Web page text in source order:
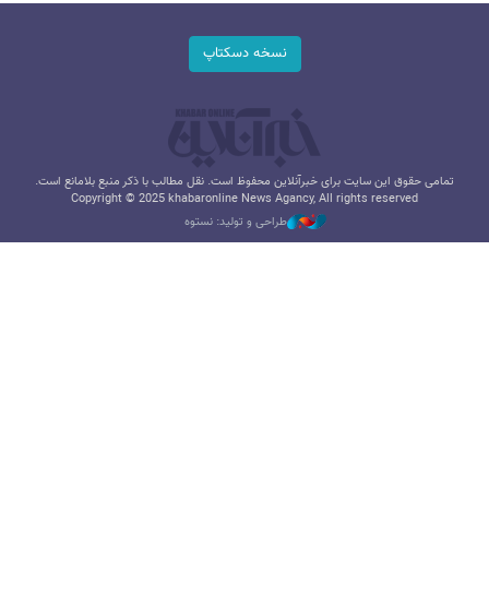
نسخه دسکتاپ
تمامی حقوق این سایت برای خبرآنلاین محفوظ است. نقل مطالب با ذکر منبع بلامانع است.
Copyright © 2025 khabaronline News Agancy, All rights reserved
طراحی و تولید: نستوه